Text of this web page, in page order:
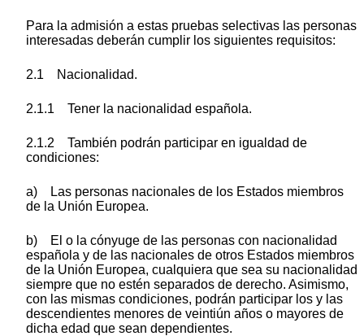
Para la admisión a estas pruebas selectivas las personas
interesadas deberán cumplir los siguientes requisitos:
2.1 Nacionalidad.
2.1.1 Tener la nacionalidad española.
2.1.2 También podrán participar en igualdad de
condiciones:
a) Las personas nacionales de los Estados miembros
de la Unión Europea.
b) El o la cónyuge de las personas con nacionalidad
española y de las nacionales de otros Estados miembros
de la Unión Europea, cualquiera que sea su nacionalidad
siempre que no estén separados de derecho. Asimismo,
con las mismas condiciones, podrán participar los y las
descendientes menores de veintiún años o mayores de
dicha edad que sean dependientes.